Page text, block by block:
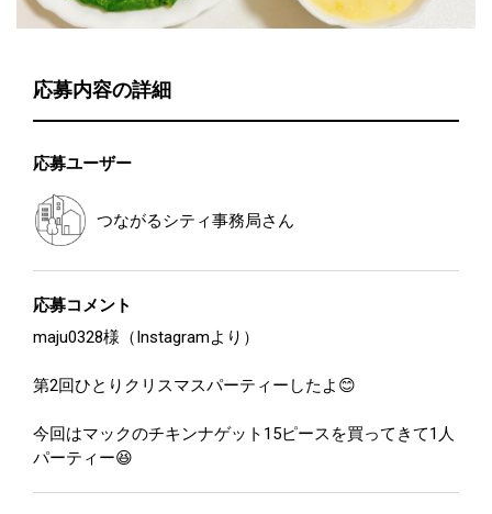
応募内容の詳細
応募ユーザー
つながるシティ事務局さん
応募コメント
maju0328様（Instagramより）
第2回ひとりクリスマスパーティーしたよ😊
今回はマックのチキンナゲット15ピースを買ってきて1人
パーティー😆